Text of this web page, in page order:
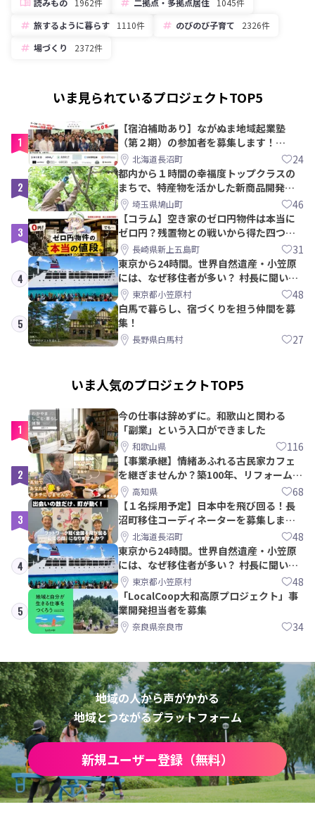
旅するように暮らす
1110件 のびのび子育て
2326件
場づくり
2372件
いま見られているプロジェクトTOP5
1
【宿泊補助あり】ながぬま地域起業塾
（第２期）の参加者を募集します！
【8/21〆】
北海道長沼町 24
2
都内から１時間の幸福度トップクラスの
まちで、特産物を活かした新商品開発＆
PRメンバー募集！
埼玉県鳩山町 46
3
【コラム】空き家のゼロ円物件は本当に
ゼロ円？残置物との戦いから得た四つの
教訓｜新上五島町
長崎県新上五島町 31
4
東京から24時間。世界自然遺産・小笠原
には、なぜ移住者が多い？ 村長に聞いて
みた東京都小笠原村 48
5
白馬で暮らし、宿づくりを担う仲間を募
集！
長野県白馬村 27
いま人気のプロジェクトTOP5
1
今の仕事は辞めずに。和歌山と関わる
「副業」という入口ができました
和歌山県 116
2
【事業承継】情緒あふれる古民家カフェ
を継ぎませんか？築100年、リフォームか
ら約10年！
高知県 68
3
【１名採用予定】日本中を飛び回る！長
沼町移住コーディネーターを募集しま
す！北海道長沼町 48
4
東京から24時間。世界自然遺産・小笠原
には、なぜ移住者が多い？ 村長に聞いて
みた東京都小笠原村 48
5
「LocalCoop大和高原プロジェクト」事
業開発担当者を募集
奈良県奈良市 34
地域の人から声がかかる
地域とつながるプラットフォーム
新規ユーザー登録（無料）